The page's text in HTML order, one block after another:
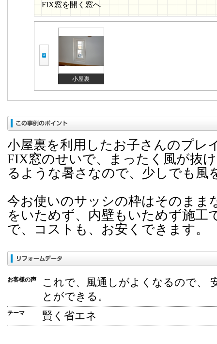
FIX窓を開く窓へ
小屋裏
小屋裏を利用したお子さんのプレ
FIX窓のせいで、まったく風が抜
るような暑さなので、少しでも風
今お使いのサッシの枠はそのまま
をいためず、内壁もいためず施工
で、コストも、お安くできます。
お客様の声
これで、風通しがよくなるので、
とができる。
テーマ 賢く省エネ